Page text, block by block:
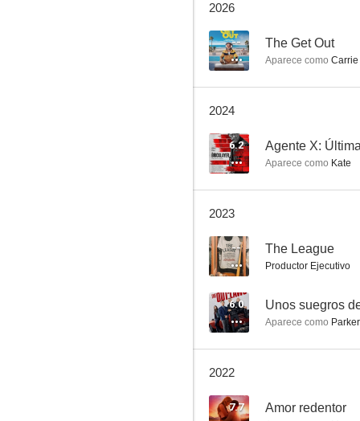
6.5
8.0
2026
-- The Get Out
Aparece como Carrie
2024
6.2 Agente X:
Aparece como Kate
2023
-- The League
Productor Ejecutivo
6.0 Unos suegros
Aparece como
2022
7.7 Amor redentor